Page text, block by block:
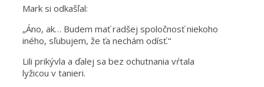
Mark si odkašľal:
„Áno, ak… Budem mať radšej spoločnosť niekoho
iného, sľubujem, že ťa nechám odísť.“
Lili prikývla a ďalej sa bez ochutnania vŕtala
lyžicou v tanieri.